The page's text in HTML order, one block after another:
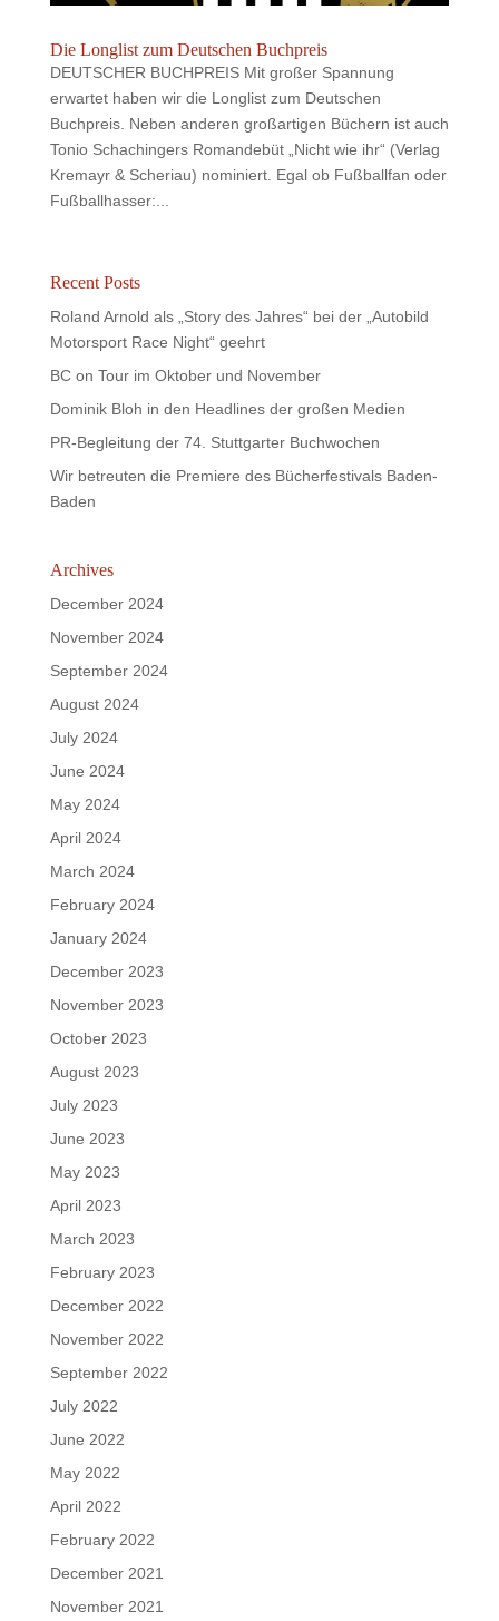
Die Longlist zum Deutschen Buchpreis
DEUTSCHER BUCHPREIS Mit großer Spannung
erwartet haben wir die Longlist zum Deutschen
Buchpreis. Neben anderen großartigen Büchern ist auch
Tonio Schachingers Romandebüt „Nicht wie ihr“ (Verlag
Kremayr & Scheriau) nominiert. Egal ob Fußballfan oder
Fußballhasser:...
Recent Posts
Roland Arnold als „Story des Jahres“ bei der „Autobild
Motorsport Race Night“ geehrt
BC on Tour im Oktober und November
Dominik Bloh in den Headlines der großen Medien
PR-Begleitung der 74. Stuttgarter Buchwochen
Wir betreuten die Premiere des Bücherfestivals Baden-
Baden
Archives
December 2024
November 2024
September 2024
August 2024
July 2024
June 2024
May 2024
April 2024
March 2024
February 2024
January 2024
December 2023
November 2023
October 2023
August 2023
July 2023
June 2023
May 2023
April 2023
March 2023
February 2023
December 2022
November 2022
September 2022
July 2022
June 2022
May 2022
April 2022
February 2022
December 2021
November 2021